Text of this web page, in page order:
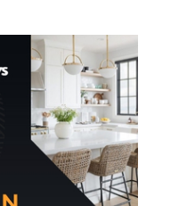
nguy cơ thiếu hụt lực
lượng trầm trọng. Điều
này cần được đặc biệt
chú ý bởi nếu các siêu
bão đổ bộ Hoa Kỳ ở nửa
cuối năm 2026, lực
lượng ứng phó “mỏng”
có thể làm nghẽn công
tác cứu trợ; dẫn đến hệ
thống ứng phó khẩn cấp
quốc gia quá tải.